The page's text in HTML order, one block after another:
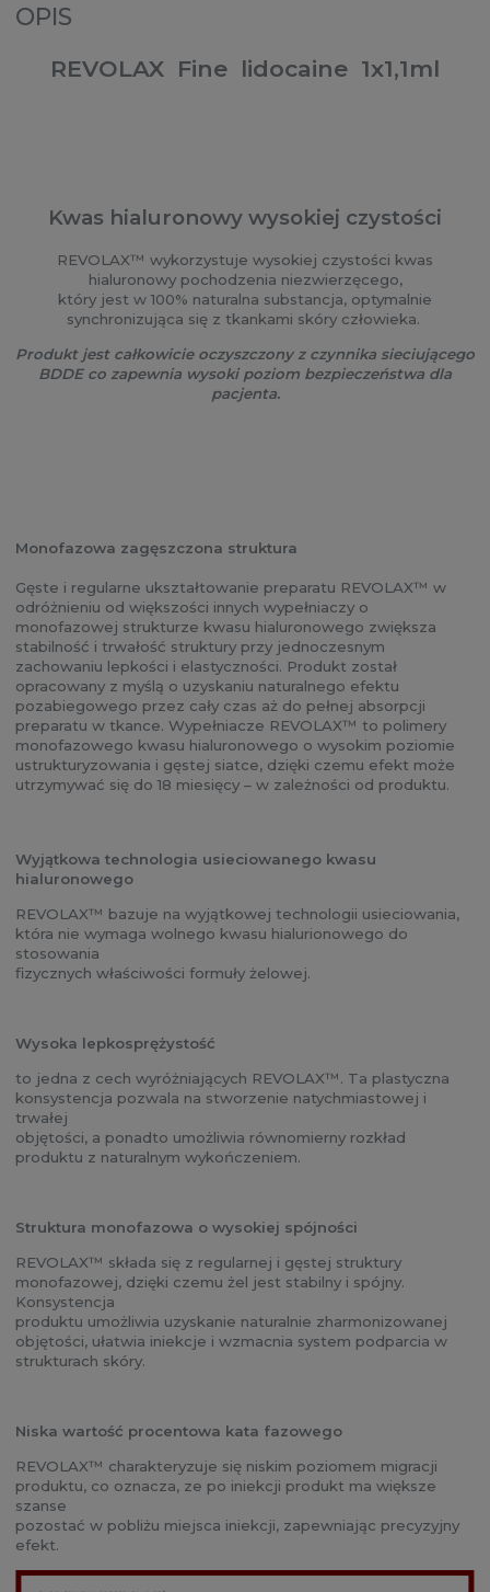
OPIS
REVOLAX Fine lidocaine 1x1,1ml
Kwas hialuronowy wysokiej czystości
REVOLAX™ wykorzystuje wysokiej czystości kwas
hialuronowy pochodzenia niezwierzęcego,
który jest w 100% naturalna substancja, optymalnie
synchronizująca się z tkankami skóry człowieka.
Produkt jest całkowicie oczyszczony z czynnika sieciującego
BDDE co zapewnia wysoki poziom bezpieczeństwa dla
pacjenta.
Monofazowa zagęszczona struktura
Gęste i regularne ukształtowanie preparatu REVOLAX™ w
odróżnieniu od większości innych wypełniaczy o
monofazowej strukturze kwasu hialuronowego zwiększa
stabilność i trwałość struktury przy jednoczesnym
zachowaniu lepkości i elastyczności. Produkt został
opracowany z myślą o uzyskaniu naturalnego efektu
pozabiegowego przez cały czas aż do pełnej absorpcji
preparatu w tkance. Wypełniacze REVOLAX™ to polimery
monofazowego kwasu hialuronowego o wysokim poziomie
ustrukturyzowania i gęstej siatce, dzięki czemu efekt może
utrzymywać się do 18 miesięcy – w zależności od produktu.
Wyjątkowa technologia usieciowanego kwasu
hialuronowego
REVOLAX™ bazuje na wyjątkowej technologii usieciowania,
która nie wymaga wolnego kwasu hialurionowego do
stosowania
fizycznych właściwości formuły żelowej.
Wysoka lepkosprężystość
to jedna z cech wyróżniających REVOLAX™. Ta plastyczna
konsystencja pozwala na stworzenie natychmiastowej i
trwałej
objętości, a ponadto umożliwia równomierny rozkład
produktu z naturalnym wykończeniem.
Struktura monofazowa o wysokiej spójności
REVOLAX™ składa się z regularnej i gęstej struktury
monofazowej, dzięki czemu żel jest stabilny i spójny.
Konsystencja
produktu umożliwia uzyskanie naturalnie zharmonizowanej
objętości, ułatwia iniekcje i wzmacnia system podparcia w
strukturach skóry.
Niska wartość procentowa kata fazowego
REVOLAX™ charakteryzuje się niskim poziomem migracji
produktu, co oznacza, ze po iniekcji produkt ma większe
szanse
pozostać w pobliżu miejsca iniekcji, zapewniając precyzyjny
efekt.